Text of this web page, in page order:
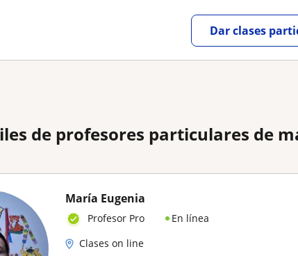
Dar clases
de profesores particulares de
María Eugenia
Profesor Pro
En línea
Clases on line